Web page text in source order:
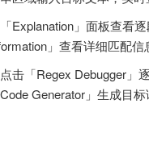
Explanation」面板查看逐
」查看详细匹配信
击「Regex Debugger」
Generator」生成目